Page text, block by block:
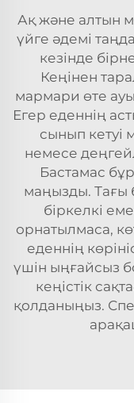
Ақ және алтын
үйге әдемі
кезінде
Кеңінен
мармари өте
Егер еденнің
сынып кетуі
немесе
Бастамас
маңызды. Тағы
біркелкі
орнатылмаса,
еденнің
үшін ыңғайсыз
кеңістік
қолданыңыз.